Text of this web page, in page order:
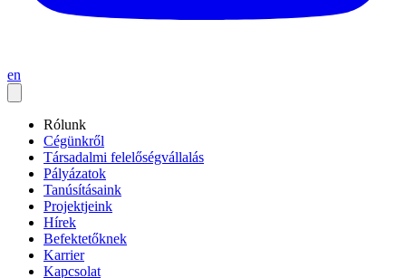
en
Rólunk
Cégünkről
Társadalmi felelőségvállalás
Pályázatok
Tanúsításaink
Projektjeink
Hírek
Befektetőknek
Karrier
Kapcsolat